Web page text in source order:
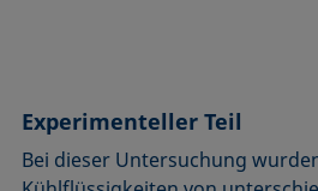
Experimenteller Teil
Bei dieser Untersuchung